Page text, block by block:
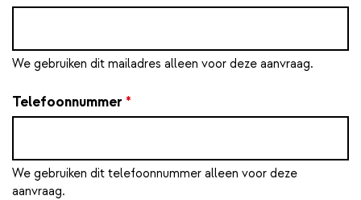
We gebruiken dit mailadres alleen voor deze aanvraag.
Telefoonnummer *
We gebruiken dit telefoonnummer alleen voor deze
aanvraag.